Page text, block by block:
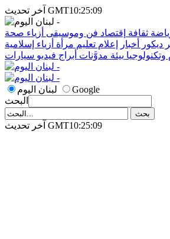
آخر تحديث GMT10:25:09
ثقافة إقتصاد فن وموسيقى أزياء صحة
ديكور أخبار إعلام تعليم مرأة أزياء إسلامية
وتكنولوجيا بيئة مدوَّنات أبراج فيديو سيارات
لبنان اليوم
Google
البحث
آخر تحديث GMT10:25:09